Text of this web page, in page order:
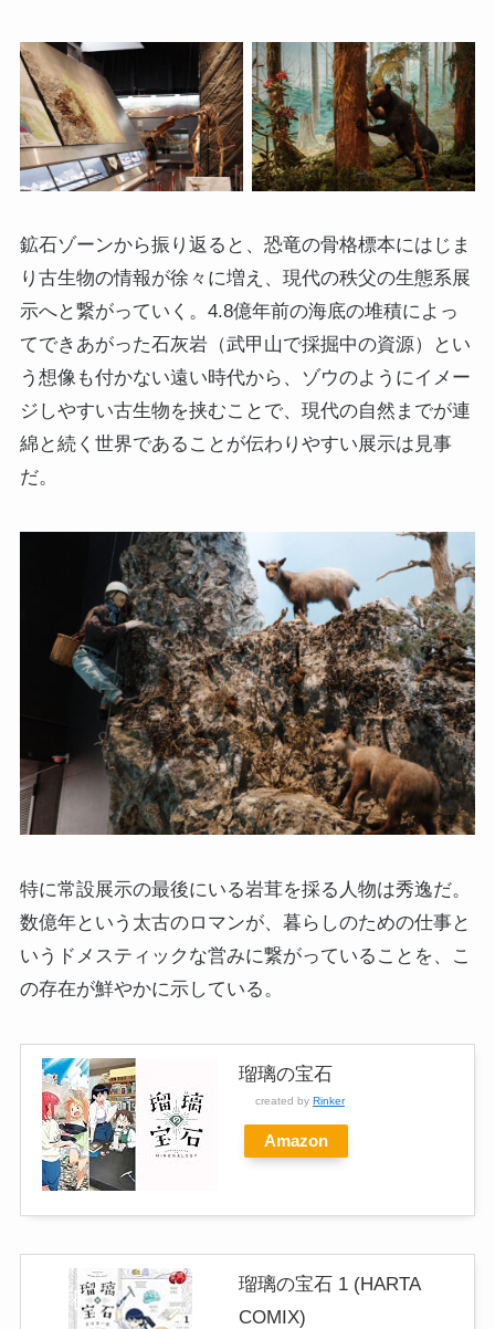
鉱石ゾーンから振り返ると、恐竜の骨格標本にはじま
り古生物の情報が徐々に増え、現代の秩父の生態系展
示へと繋がっていく。4.8億年前の海底の堆積によっ
てできあがった石灰岩（武甲山で採掘中の資源）とい
う想像も付かない遠い時代から、ゾウのようにイメー
ジしやすい古生物を挟むことで、現代の自然までが連
綿と続く世界であることが伝わりやすい展示は見事
だ。
特に常設展示の最後にいる岩茸を採る人物は秀逸だ。
数億年という太古のロマンが、暮らしのための仕事と
いうドメスティックな営みに繋がっていることを、こ
の存在が鮮やかに示している。
瑠璃の宝石
created by Rinker
Amazon
瑠璃の宝石 1 (HARTA
COMIX)